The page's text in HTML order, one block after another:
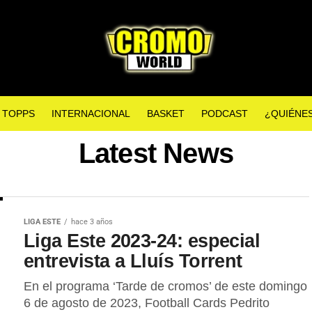
TOPPS INTERNACIONAL BASKET PODCAST
Latest News
LIGA ESTE hace 3 años
Liga Este 2023-24: especial
entrevista a Lluís Torrent
En el programa ‘Tarde de cromos’ de este domingo
6 de agosto de 2023, Football Cards Pedrito